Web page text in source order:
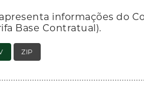
informações do
Base Contratual).
ZIP